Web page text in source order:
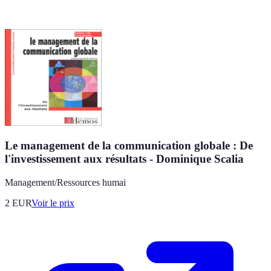
Le management de la communication globale : De
l'investissement aux résultats - Dominique Scalia
Management/Ressources humai
2 EURVoir le prix